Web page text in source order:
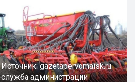
Источник:gazetapervomaisk.ru
администрации